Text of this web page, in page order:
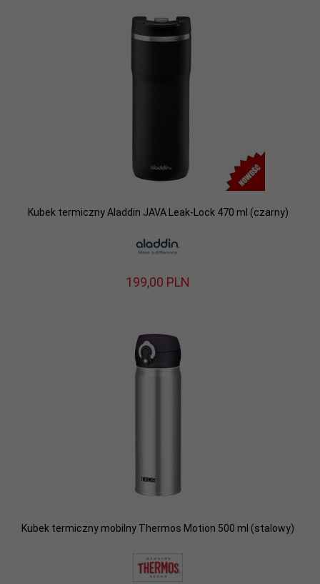
Kubek termiczny Aladdin JAVA Leak-Lock 470 ml (czarny)
199,00 PLN
Kubek termiczny mobilny Thermos Motion 500 ml (stalowy)